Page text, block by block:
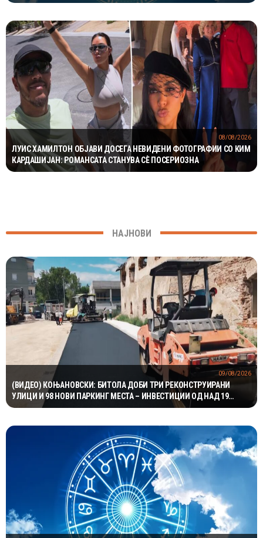
ОДЛИЧЕН ДЕН ЗА ХАРМОНИЈА
ЛУИС ХАМИЛТОН ОБЈАВИ ДОСЕГА НЕВИДЕНИ ФОТОГРАФИИ СО КИМ
КАРДАШИЈАН: РОМАНСАТА СТАНУВА СÈ ПОСЕРИОЗНА
08/08/2026
НАЈНОВИ
(ВИДЕО) КОЊАНОВСКИ: БИТОЛА ДОБИ ТРИ РЕКОНСТРУИРАНИ
УЛИЦИ И 98 НОВИ ПАРКИНГ МЕСТА – ИНВЕСТИЦИИ ОД НАД 19
МИЛИОНИ ДЕНАРИ
09/08/2026